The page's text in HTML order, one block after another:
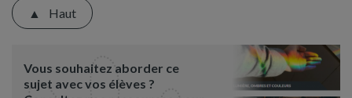
Haut
Vous souhaitez aborder ce
sujet avec vos élèves ?